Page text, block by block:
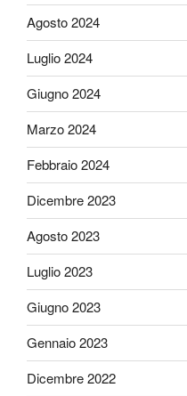
Agosto 2024
Luglio 2024
Giugno 2024
Marzo 2024
Febbraio 2024
Dicembre 2023
Agosto 2023
Luglio 2023
Giugno 2023
Gennaio 2023
Dicembre 2022